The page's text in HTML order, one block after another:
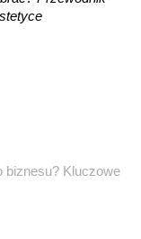
biznesu? Kluczowe